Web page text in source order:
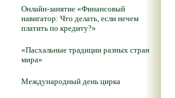
Онлайн-занятие «Финансовый
навигатор: Что делать, если нечем
платить по кредиту?»
«Пасхальные традиции разных стран
мира»
Международный день цирка